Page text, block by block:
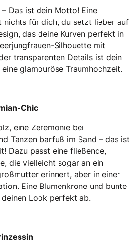
– Das ist dein Motto! Eine
nichts für dich, du setzt lieber auf
das deine Kurven perfekt in
Silhouette mit
transparenten Details ist dein
glamouröse Traumhochzeit.
Chic
eine Zeremonie bei
Tanzen barfuß im Sand – das ist
Dazu passt eine fließende,
die vielleicht sogar an ein
erinnert, aber in einer
Eine Blumenkrone und bunte
Look perfekt ab.